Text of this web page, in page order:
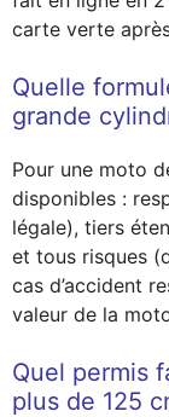
carte verte
Quelle
grande
Pour une moto
disponibles :
légale), tiers
et tous risques
cas d’accident
valeur de la
Quel permis
plus de 125